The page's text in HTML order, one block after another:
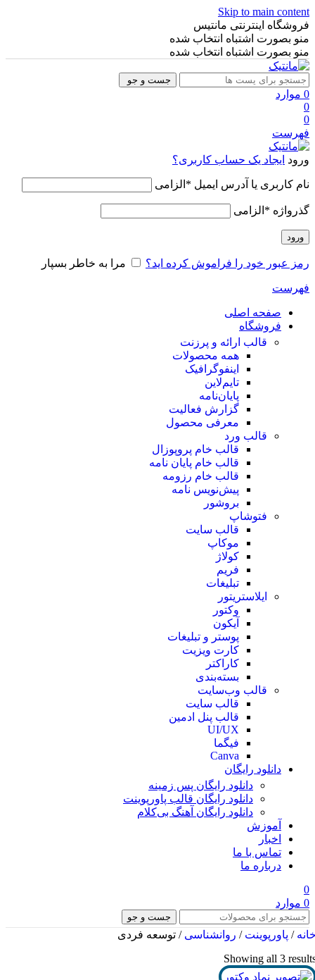
Skip to main content
فروشگاه اینترنتی مانتیس
منو بصورت اشتباه انتخاب شده
منو بصورت اشتباه انتخاب شده
جست و جو
0 موارد
0
0
فهرست
ورود ایجاد یک حساب کاربری؟
نام کاربری یا آدرس ایمیل * الزامی
گذرواژه * الزامی
ورود
رمز عبور خود را فراموش کرده اید؟ مرا به خاطر بسپار
فهرست
صفحه اصلی
فروشگاه
قالب ارائه و پرزنت
همه محصولات
اینفوگرافیک
تایم‌لاین
پایان‌نامه
گزارش فعالیت
معرفی محصول
قالب ورد
قالب خام پروپوزال
قالب خام پایان نامه
قالب خام رزومه
پیش‌نویس نامه
بروشور
فتوشاپ
قالب سایت
موکاپ
کولاژ
فریم
تبلیغات
ایلاستریتور
وکتور
آیکون
پوستر و تبلیغات
کارت ویزیت
کاراکتر
بسته‌بندی
قالب وب‌سایت
قالب‌ سایت
قالب پنل ادمین
UI/UX
فیگما
Canva
دانلود رایگان
دانلود رایگان پس زمینه
دانلود رایگان قالب‌ پاورپوینت
دانلود رایگان آهنگ بی‌کلام
آموزش
اخبار
تماس با ما
درباره ما
0
0 موارد
جست و جو
/ پاورپوینت/ روانشناسی/ توسعه فردی
Showing all 3